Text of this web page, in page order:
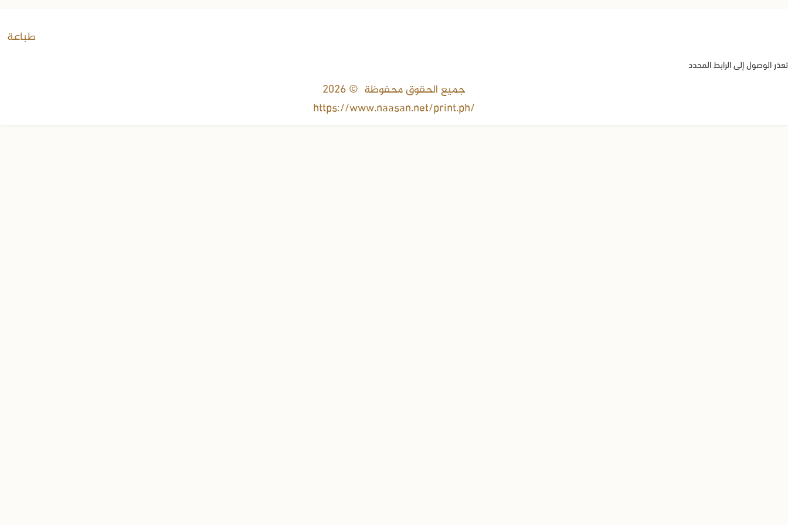
طباعة
تعذر الوصول إلى الرابط المحدد
جميع الحقوق محفوظة © 2026
https://www.naasan.net/print.ph/